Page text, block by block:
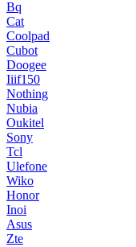
Bq
Cat
Coolpad
Cubot
Doogee
Iiif150
Nothing
Nubia
Oukitel
Sony
Tcl
Ulefone
Wiko
Honor
Inoi
Asus
Zte